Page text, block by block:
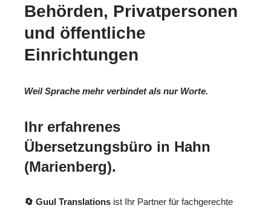
Behörden, Privatpersonen
und öffentliche
Einrichtungen
Weil Sprache mehr verbindet als nur Worte.
Ihr erfahrenes
Übersetzungsbüro in Hahn
(Marienberg).
🔄 Guul Translations ist Ihr Partner für fachgerechte